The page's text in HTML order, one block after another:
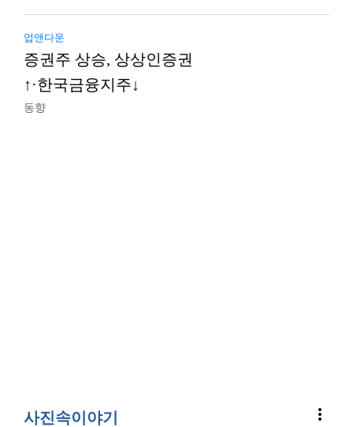
업앤다운
증권주 상승, 상상인증권
↑·한국금융지주↓
동향
사진속이야기 more_vert